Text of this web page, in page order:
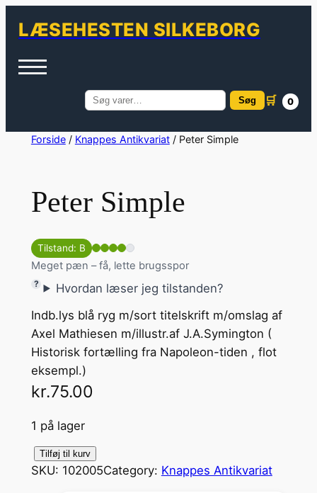
LÆSEHESTEN SILKEBORG
Søg
Søg 🛒 0
SpringForside/ Knappes Antikvariat/ Peter Simple
Peter Simple
Tilstand: B
Meget pæn – få, lette brugsspor
Hvordan læser jeg tilstanden?
Indb.lys blå ryg m/sort titelskrift m/omslag af
Axel Mathiesen m/illustr.af J.A.Symington (
Historisk fortælling fra Napoleon-tiden , flot
eksempl.)
kr.75.00
1 på lager
e
Tilføj til kurv
SKU: 102005Category: Knappes Antikvariat